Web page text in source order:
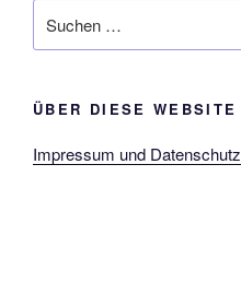
nach:
ÜBER DIESE WEBSITE
Impressum und Datenschutz